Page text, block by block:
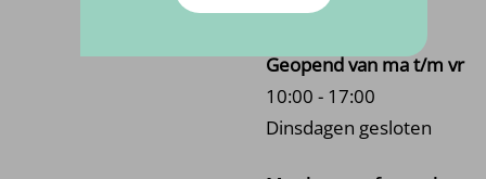
5451 HV, Mill
Geopend van ma t/m vr
10:00 - 17:00
Dinsdagen gesloten